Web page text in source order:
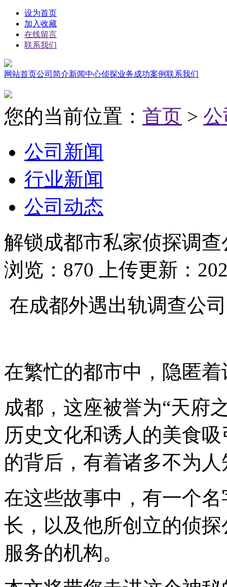
设为首页
加入收藏
在线留言
联系我们
网站首页公司简介新闻中心侦探业务成功案例联系我们
您的当前位置： 首页 >
公司新闻
行业新闻
公司动态
解锁成都市私家侦探调
浏览：870 上传更新：
在成都外遇出轨调查公
在繁忙的都市中，隐匿
成都，这座被誉为“天府
历史文化和诱人的美食
的背后，有着诸多不为
在这些故事中，有一个
长，以及他所创立的侦
服务的机构。